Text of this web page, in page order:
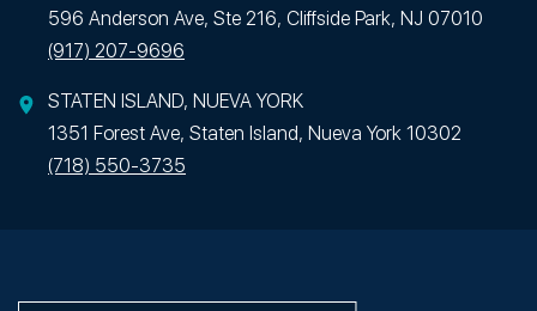
596 Anderson Ave, Ste 216, Cliffside Park, NJ 07010
(917) 207-9696
STATEN ISLAND, NUEVA YORK
1351 Forest Ave, Staten Island, Nueva York 10302
(718) 550-3735